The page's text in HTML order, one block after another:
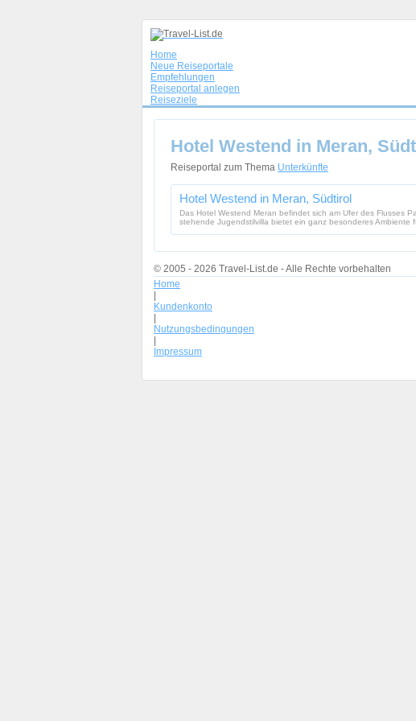
Home
Neue Reiseportale
Empfehlungen
Reiseportal anlegen
Reiseziele
Hotel Westend in Meran,
Reiseportal zum Thema Unterkünfte
Hotel Westend in Meran, Südtirol
Das Hotel Westend Meran befindet sich am Ufer des Flusses
stehende Jugendstilvilla bietet ein ganz besonderes Ambiente
© 2005 - 2026 Travel-List.de - Alle Rechte vorbehalten
Home
Kundenkonto
Nutzungsbedingungen
Impressum